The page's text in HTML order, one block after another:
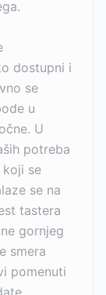
dostupni i
se
u
U
potreba
koji se
se na
tastera
gornjeg
smera
pomenuti